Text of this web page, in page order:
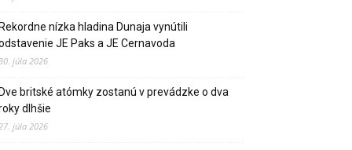
nízka hladina Dunaja vynútili
JE Paks a JE Cernavoda
júla 2026
britské atómky zostanú v prevádzke o dva
dlhšie
júla 2026